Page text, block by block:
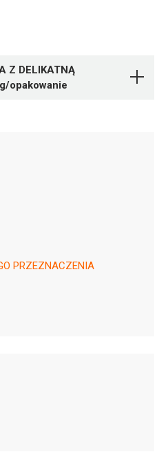
Z DELIKATNĄ
opakowanie
PRZEZNACZENIA